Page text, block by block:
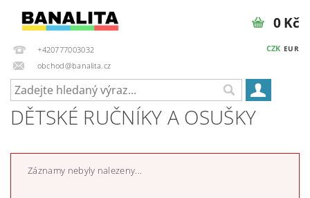
+420777003032
obchod@banalita.cz
CZK EUR
0 Kč
DĚTSKÉ RUČNÍKY A OSUŠKY
Záznamy nebyly nalezeny...